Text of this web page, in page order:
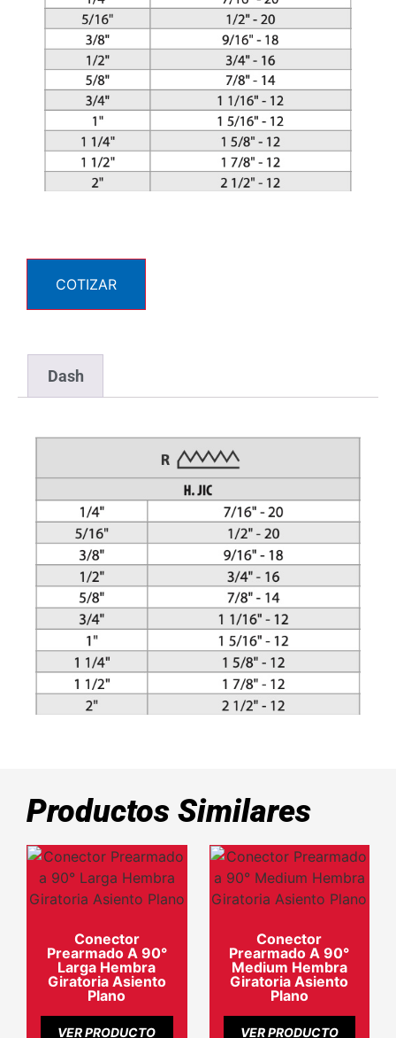
COTIZAR
Dash
Productos Similares
Conector
Prearmado A 90°
Larga Hembra
Giratoria Asiento
Plano
VER PRODUCTO
Conector
Prearmado A 90°
Medium Hembra
Giratoria Asiento
Plano
VER PRODUCTO